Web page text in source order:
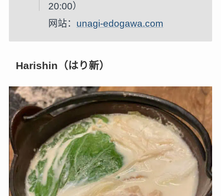
20:00）
网站： unagi-edogawa.com
Harishin（はり新）